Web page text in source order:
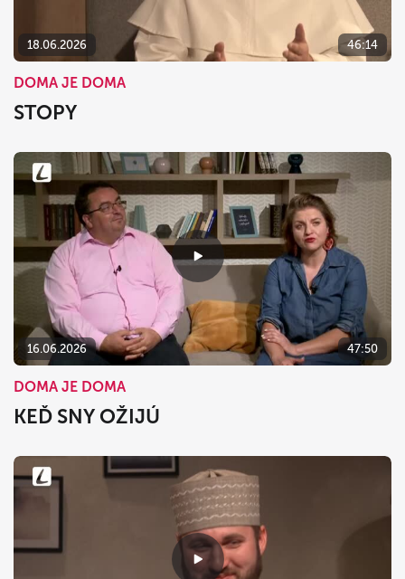
18.06.2026 46:14
DOMA JE DOMA
STOPY
16.06.2026 47:50
DOMA JE DOMA
KEĎ SNY OŽIJÚ